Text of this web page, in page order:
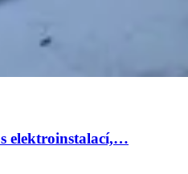
elektroinstalací,…